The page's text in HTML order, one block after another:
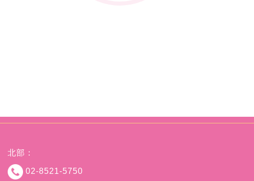
北部：
02-8521-5750